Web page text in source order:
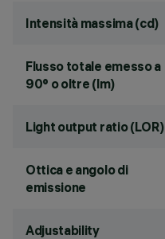
Intensità massima (cd)
Flusso totale emesso a
90° o oltre (lm)
Light output ratio (LOR)
Ottica e angolo di
emissione
Adjustability